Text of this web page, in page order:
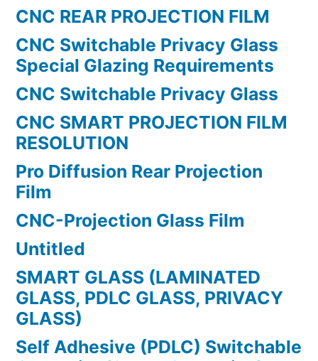
CNC REAR PROJECTION FILM
CNC Switchable Privacy Glass
Special Glazing Requirements
CNC Switchable Privacy Glass
CNC SMART PROJECTION FILM
RESOLUTION
Pro Diffusion Rear Projection
Film
CNC-Projection Glass Film
Untitled
SMART GLASS (LAMINATED
GLASS, PDLC GLASS, PRIVACY
GLASS)
Self Adhesive (PDLC) Switchable